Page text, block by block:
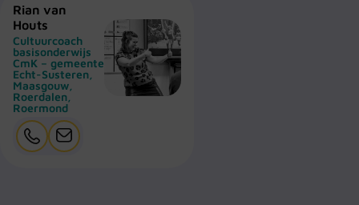
Rian van
Houts
Cultuurcoach
basisonderwijs
CmK – gemeente
Echt-Susteren,
Maasgouw,
Roerdalen,
Roermond